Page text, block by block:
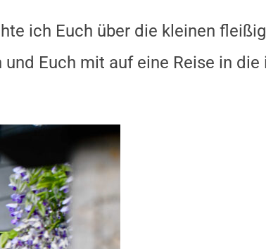
ich Euch über die kleinen
Euch mit auf eine Reise in